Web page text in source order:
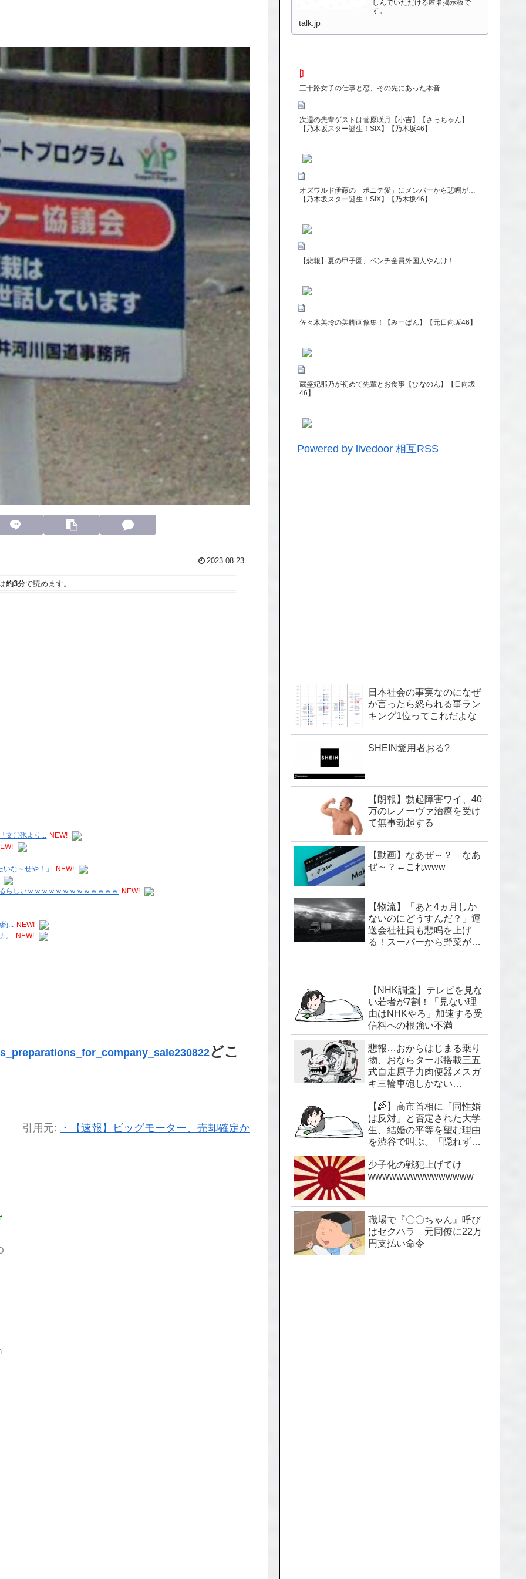
2023.08.23
約3分で読めます。
文〇砲より... NEW!
な～せや！」 NEW!
らしいｗｗｗｗｗｗｗｗｗｗｗｗｗ NEW!
... NEW!
。
NEW!
どこ
引用元: ・【速報】ビッグモーター、売却確定か
しんでいただける匿名掲示板で
す。
talk.jp
三十路女子の仕事と恋、その先にあった本音
次週の先輩ゲストは菅原咲月【小吉】【さっちゃん】
【乃木坂スター誕生！SIX】【乃木坂46】
オズワルド伊藤の「ポニテ愛」にメンバーから悲鳴が…
【乃木坂スター誕生！SIX】【乃木坂46】
【悲報】夏の甲子園、ベンチ全員外国人やんけ！
佐々木美玲の美脚画像集！【みーぱん】【元日向坂46】
蔵盛妃那乃が初めて先輩とお食事【ひなのん】【日向坂
46】
Powered by livedoor 相互RSS
日本社会の事実なのになぜ
か言ったら怒られる事ラン
キング1位ってこれだよな
SHEIN愛用者おる?
【朗報】勃起障害ワイ、40
万のレノーヴァ治療を受け
て無事勃起する
【動画】なあぜ～？ なあ
ぜ～？←これwww
【物流】「あと4ヵ月しか
ないのにどうすんだ？」運
送会社社員も悲鳴を上げ
る！スーパーから野菜が消
【NHK調査】テレビを見な
い若者が7割！「見ない理
由はNHKやろ」加速する受
信料への根強い不満
悲報…おからはじまる乗り
物、おならターボ搭載三五
式自走原子力肉便器メスガ
キ三輪車砲しかない…
【🌈】高市首相に「同性婚
は反対」と否定された大学
生、結婚の平等を望む理由
を渋谷で叫ぶ。「隠れずに
生きられる社会を」
少子化の戦犯上げてけ
wwwwwwwwwwwwwww
職場で『〇〇ちゃん』呼び
はセクハラ 元同僚に22万
円支払い命令